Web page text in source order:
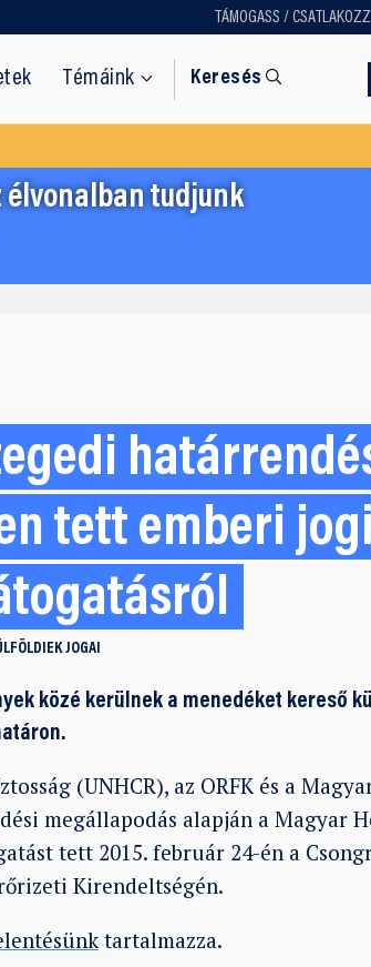
TÁMOGASS / CSATLAKOZZ
Témáink Keresés
élvonalban tudjunk
tett emberi jogi
JOGAI
közé kerülnek a menedéket kereső
(UNHCR), az ORFK és a
megállapodás alapján a Magyar
tett 2015. február 24-én a
Kirendeltségén.
tartalmazza.